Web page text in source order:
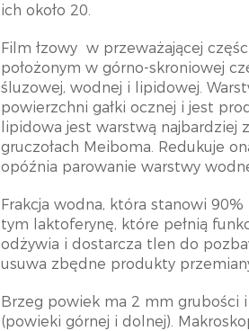
ich około 20.
Film łzowy w przeważającej
położonym w górno-skroniowej
śluzowej, wodnej i lipidowej.
powierzchni gałki ocznej i jest
lipidowa jest warstwą najbardziej
gruczołach Meiboma. Redukuje
opóźnia parowanie warstwy
Frakcja wodna, która stanowi
tym laktoferynę, które pełnią
odżywia i dostarcza tlen do
usuwa zbędne produkty
Brzeg powiek ma 2 mm grubości
(powieki górnej i dolnej).